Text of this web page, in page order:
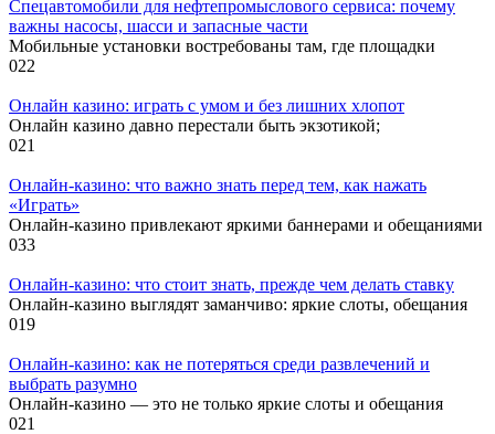
Спецавтомобили для нефтепромыслового сервиса: почему
важны насосы, шасси и запасные части
Мобильные установки востребованы там, где площадки
022
Онлайн казино: играть с умом и без лишних хлопот
Онлайн казино давно перестали быть экзотикой;
021
Онлайн-казино: что важно знать перед тем, как нажать
«Играть»
Онлайн-казино привлекают яркими баннерами и обещаниями
033
Онлайн-казино: что стоит знать, прежде чем делать ставку
Онлайн-казино выглядят заманчиво: яркие слоты, обещания
019
Онлайн-казино: как не потеряться среди развлечений и
выбрать разумно
Онлайн-казино — это не только яркие слоты и обещания
021